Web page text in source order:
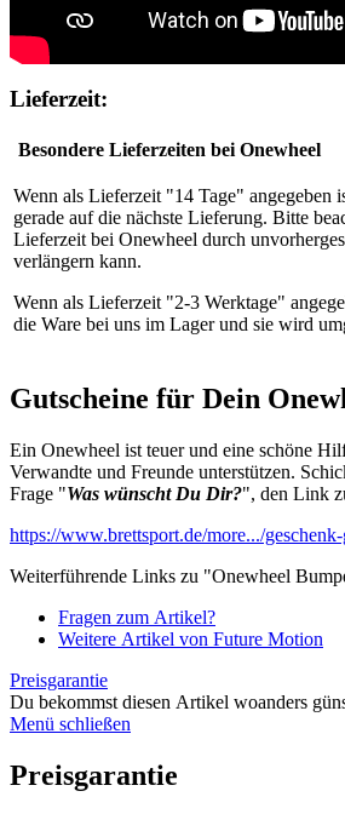
Lieferzeit:
Besondere Lieferzeiten bei Onewheel
Wenn als Lieferzeit "14 Tage" angegeben
gerade auf die nächste Lieferung. Bitte
Lieferzeit bei Onewheel durch
verlängern kann.
Wenn als Lieferzeit "2-3 Werktage"
die Ware bei uns im Lager und sie wird
Gutscheine für Dein
Ein Onewheel ist teuer und eine schöne
Verwandte und Freunde unterstützen.
Frage "Was wünscht Du Dir?", den Link
https://www.brettsport.de/more.../
Weiterführende Links zu "Onewheel
Fragen zum Artikel?
Weitere Artikel von Future Motion
Preisgarantie
Du bekommst diesen Artikel woanders
Menü schließen
Preisgarantie